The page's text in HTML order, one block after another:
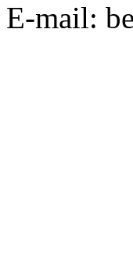
E-mail: